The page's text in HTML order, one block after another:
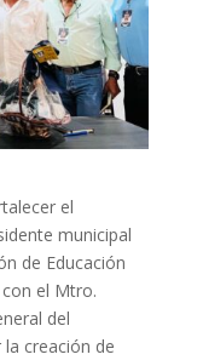
el
municipal
de Educación
el Mtro.
del
la creación de